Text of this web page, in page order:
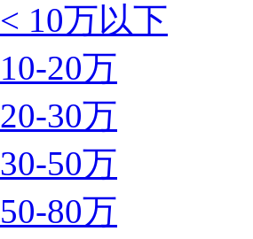
< 10万以下
10-20万
20-30万
30-50万
50-80万